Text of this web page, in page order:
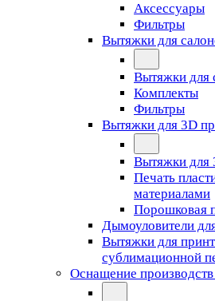
Аксессуары
Фильтры
Вытяжки для
Вытяжки для
Комплекты
Фильтры
Вытяжки для 3D
Вытяжки для
Печать
материалами
Порошковая
Дымоуловители
Вытяжки для
сублимационной
Оснащение производств